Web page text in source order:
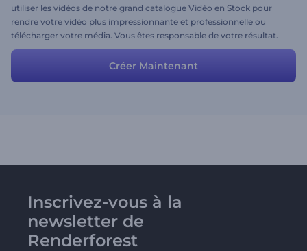
utiliser les vidéos de notre grand catalogue Vidéo en Stock pour
rendre votre vidéo plus impressionnante et professionnelle ou
télécharger votre média. Vous êtes responsable de votre résultat.
Rendez-le créatif!
Créer Maintenant
Inscrivez-vous à la
newsletter de
Renderforest